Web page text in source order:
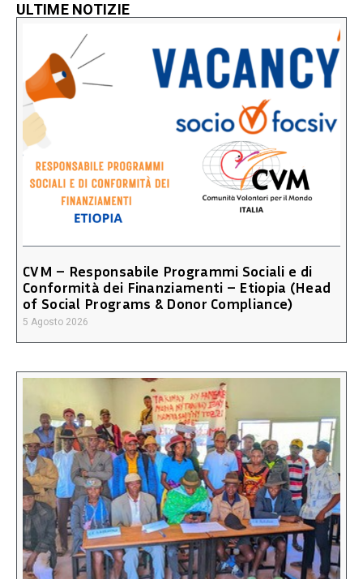
ULTIME NOTIZIE
CVM – Responsabile Programmi Sociali e di
Conformità dei Finanziamenti – Etiopia (Head
of Social Programs & Donor Compliance)
5 Agosto 2026